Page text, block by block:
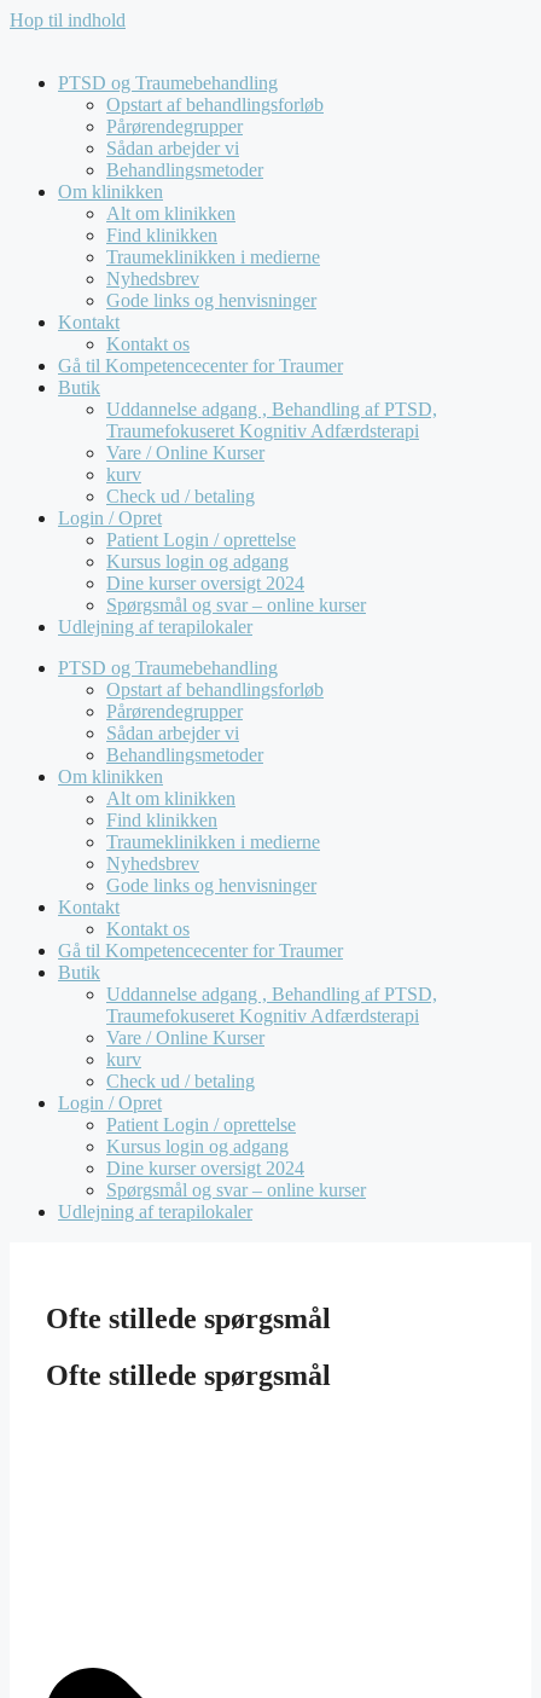
Hop til indhold
PTSD og Traumebehandling
Opstart af behandlingsforløb
Pårørendegrupper
Sådan arbejder vi
Behandlingsmetoder
Om klinikken
Alt om klinikken
Find klinikken
Traumeklinikken i medierne
Nyhedsbrev
Gode links og henvisninger
Kontakt
Kontakt os
Gå til Kompetencecenter for Traumer
Butik
Uddannelse adgang , Behandling af PTSD,
Traumefokuseret Kognitiv Adfærdsterapi
Vare / Online Kurser
kurv
Check ud / betaling
Login / Opret
Patient Login / oprettelse
Kursus login og adgang
Dine kurser oversigt 2024
Spørgsmål og svar – online kurser
Udlejning af terapilokaler
PTSD og Traumebehandling
Opstart af behandlingsforløb
Pårørendegrupper
Sådan arbejder vi
Behandlingsmetoder
Om klinikken
Alt om klinikken
Find klinikken
Traumeklinikken i medierne
Nyhedsbrev
Gode links og henvisninger
Kontakt
Kontakt os
Gå til Kompetencecenter for Traumer
Butik
Uddannelse adgang , Behandling af PTSD,
Traumefokuseret Kognitiv Adfærdsterapi
Vare / Online Kurser
kurv
Check ud / betaling
Login / Opret
Patient Login / oprettelse
Kursus login og adgang
Dine kurser oversigt 2024
Spørgsmål og svar – online kurser
Udlejning af terapilokaler
Ofte stillede spørgsmål
Ofte stillede spørgsmål
Kompetencecenter for Traumer tilbyder udelukkende